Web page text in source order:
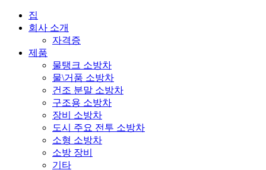
집
회사 소개
자격증
제품
물탱크 소방차
물\거품 소방차
건조 분말 소방차
구조용 소방차
장비 소방차
도시 주요 전투 소방차
소형 소방차
소방 장비
기타